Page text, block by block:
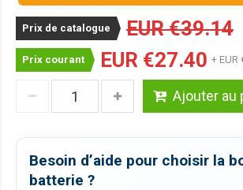
Prix de catalogue EUR €39.14
Prix courant EUR €27.40 + EUR
Ajouter au
Besoin d’aide pour choisir la
batterie ?